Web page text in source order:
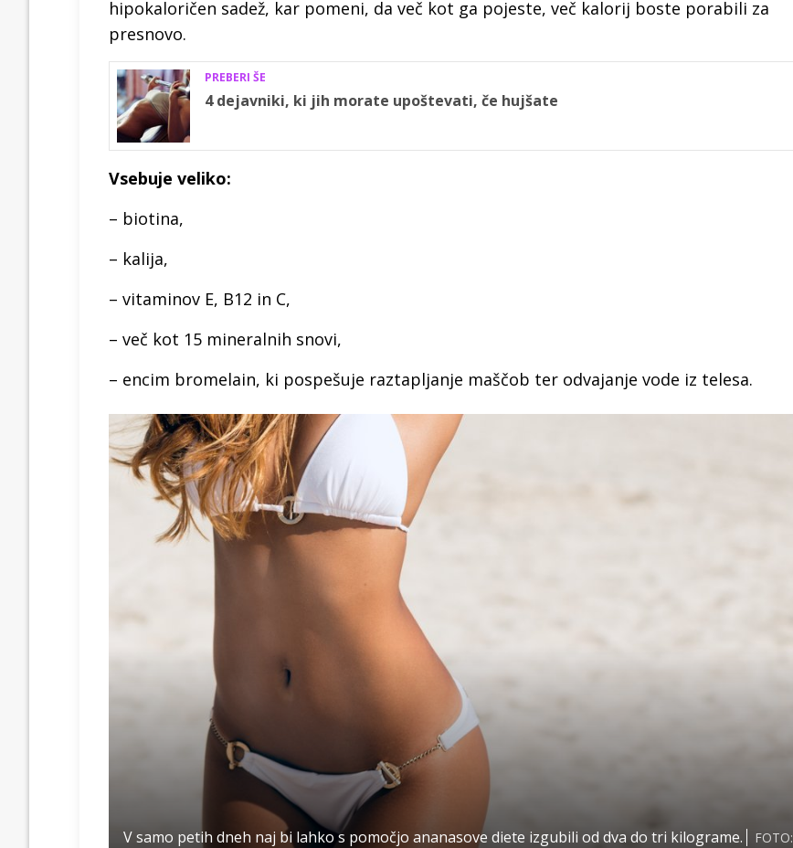
hipokaloričen sadež, kar pomeni, da več kot ga pojeste, več kalorij boste porabili za
presnovo.
PREBERI ŠE
4 dejavniki, ki jih morate upoštevati, če hujšate
Vsebuje veliko:
– biotina,
– kalija,
– vitaminov E, B12 in C,
– več kot 15 mineralnih snovi,
– encim bromelain, ki pospešuje raztapljanje maščob ter odvajanje vode iz telesa.
V samo petih dneh naj bi lahko s pomočjo ananasove diete izgubili od dva do tri kilograme.
FOTO: